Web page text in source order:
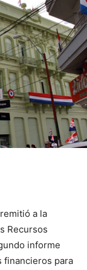
a la
Recursos
informe
financieros para